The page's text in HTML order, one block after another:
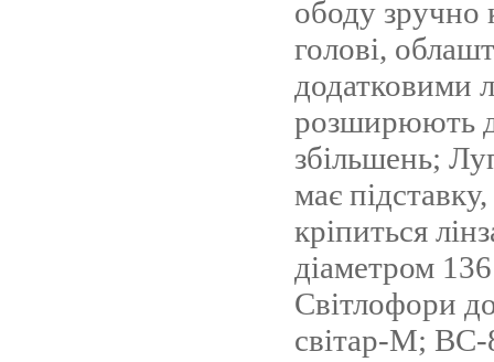
ободу зручно
голові,
додатковими
розширюють
збільшень;
має
кріпиться
діаметром
Світлофори
світар-М; ВС-